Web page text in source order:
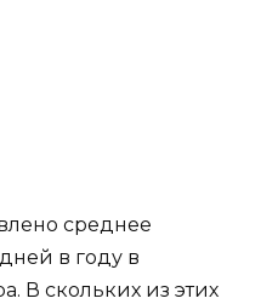
среднее
в году в
В скольких из этих